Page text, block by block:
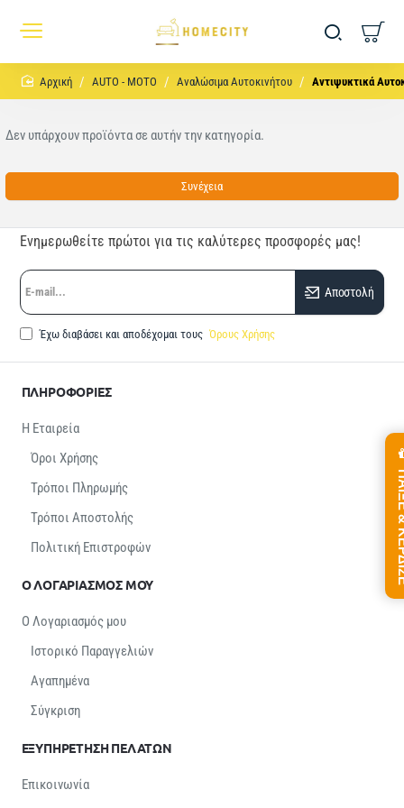
homeAUTO - MOTO Αναλώσιμα Αυτοκινήτου Αντιψυκτικά
Δεν υπάρχουν προϊόντα σε αυτήν την κατηγορία.
Συνέχεια
Ενημερωθείτε πρώτοι για τις καλύτερες προσφορές μας!
E-
mail...
Αποστολή
Έχω διαβάσει και αποδέχομαι τους Όρους Χρήσης
ΠΛΗΡΟΦΟΡΙΕΣ
Η Εταιρεία
Όροι Χρήσης
Τρόποι Πληρωμής
Τρόποι Αποστολής
Πολιτική Επιστροφών
Ο ΛΟΓΑΡΙΑΣΜΟΣ ΜΟΥ
Ο Λογαριασμός μου
Ιστορικό Παραγγελιών
Αγαπημένα
Σύγκριση
ΕΞΥΠΗΡΕΤΗΣΗ ΠΕΛΑΤΩΝ
Επικοινωνία